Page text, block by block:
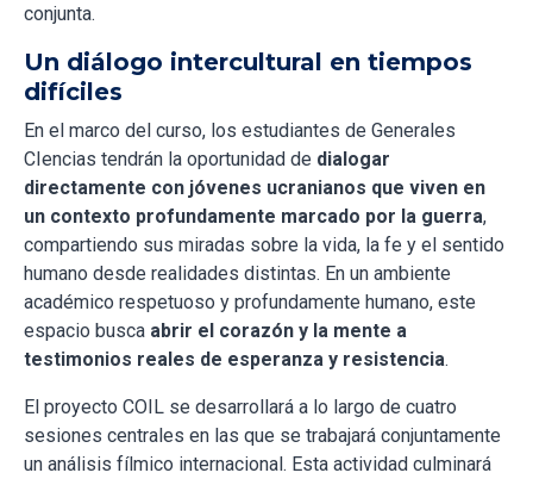
conjunta.
Un diálogo intercultural en tiempos
difíciles
En el marco del curso, los estudiantes de Generales
CIencias tendrán la oportunidad de dialogar
directamente con jóvenes ucranianos que viven en
un contexto profundamente marcado por la guerra,
compartiendo sus miradas sobre la vida, la fe y el sentido
humano desde realidades distintas. En un ambiente
académico respetuoso y profundamente humano, este
espacio busca abrir el corazón y la mente a
testimonios reales de esperanza y resistencia.
El proyecto COIL se desarrollará a lo largo de cuatro
sesiones centrales en las que se trabajará conjuntamente
un análisis fílmico internacional. Esta actividad culminará